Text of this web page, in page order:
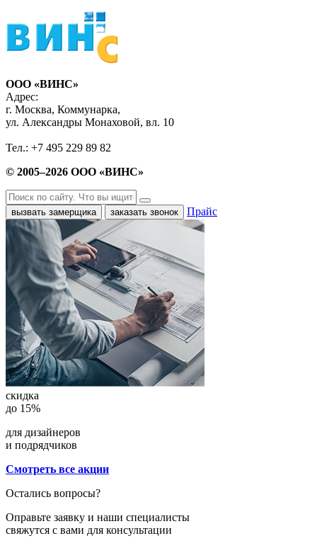
ООО «ВИНС»
Адрес:
г. Москва, Коммунарка,
ул. Александры Монаховой, вл. 10
Тел.: +7 495 229 89 82
© 2005–2026 ООО «ВИНС»
вызвать замерщика заказать звонок Прайс
скидка
до 15%
для дизайнеров
и подрядчиков
Смотреть все акции
Остались вопросы?
Оправьте заявку и наши специалисты
свяжутся с вами для консультации